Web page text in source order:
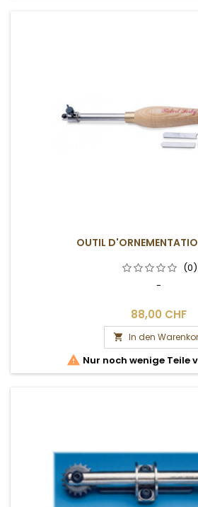
OUTIL
(0)
-
88,00 CHF
 In den
 Nur noch wenige Teile